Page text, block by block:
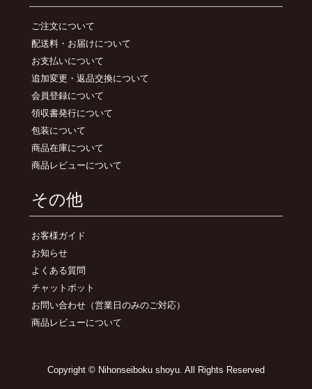
ご注文について
配送料・お届けについて
お支払いについて
追加変更・返品交換について
会員登録について
領収書発行について
包装について
商品在庫について
商品レビューについて
その他
お客様ガイド
お知らせ
よくある質問
チャットボット
お問い合わせ （営業日のみのご対応）
商品レビューについて
Copyright © Nihonseiboku shoyu. All Rights Reserved